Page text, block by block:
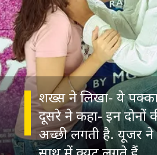
शख्स ने लिखा- ये
दूसरे ने कहा- इन दोनों
अच्छी लगती है. यूजर ने